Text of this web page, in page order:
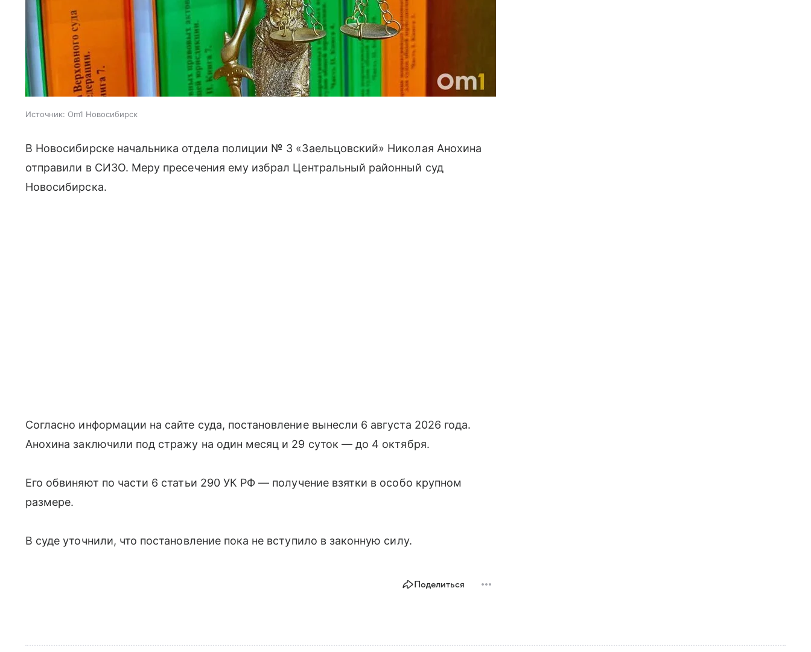
Источник: Om1 Новосибирск
В Новосибирске начальника отдела полиции № 3 «Заельцовский» Николая Анохина
отправили в СИЗО. Меру пресечения ему избрал Центральный районный суд
Новосибирска.
Согласно информации на сайте суда, постановление вынесли 6 августа 2026 года.
Анохина заключили под стражу на один месяц и 29 суток — до 4 октября.
Его обвиняют по части 6 статьи 290 УК РФ — получение взятки в особо крупном
размере.
В суде уточнили, что постановление пока не вступило в законную силу.
Поделиться